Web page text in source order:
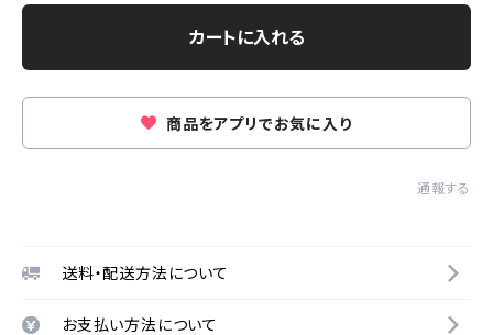
カートに入れる
商品をアプリでお気に入り
通報する
送料・配送方法について
お支払い方法について